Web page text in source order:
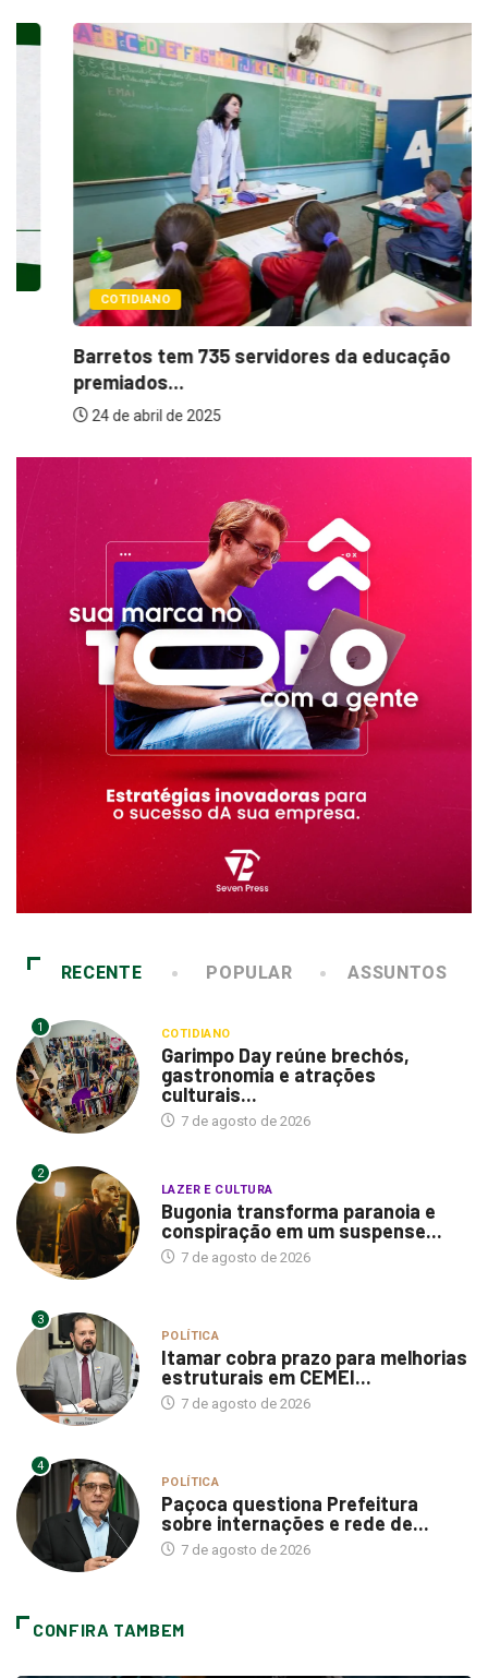
COTIDIANO
Barretos tem 735 servidores da educação
premiados...
24 de abril de 2025
RECENTE POPULAR ASSUNTOS
1 COTIDIANO
Garimpo Day reúne brechós,
gastronomia e atrações
culturais...
7 de agosto de 2026
2
LAZER E CULTURA
Bugonia transforma paranoia e
conspiração em um suspense...
7 de agosto de 2026
3
POLÍTICA
Itamar cobra prazo para melhorias
estruturais em CEMEI...
7 de agosto de 2026
4
POLÍTICA
Paçoca questiona Prefeitura
sobre internações e rede de...
7 de agosto de 2026
CONFIRA TAMBEM